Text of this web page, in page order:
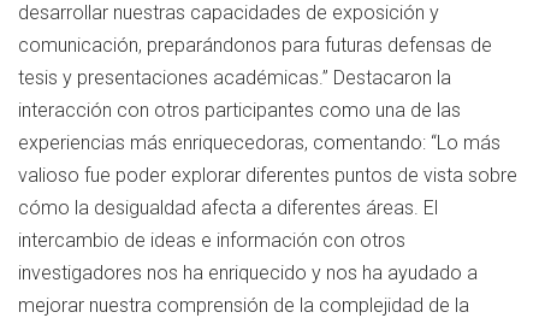
desarrollar nuestras capacidades de exposición y
comunicación, preparándonos para futuras defensas de
tesis y presentaciones académicas.” Destacaron la
interacción con otros participantes como una de las
experiencias más enriquecedoras, comentando: “Lo más
valioso fue poder explorar diferentes puntos de vista sobre
cómo la desigualdad afecta a diferentes áreas. El
intercambio de ideas e información con otros
investigadores nos ha enriquecido y nos ha ayudado a
mejorar nuestra comprensión de la complejidad de la